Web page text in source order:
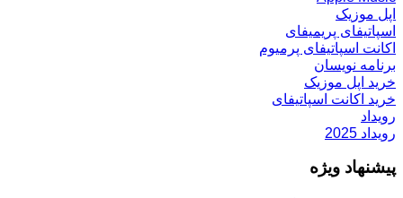
اپل موزیک
اسپاتیفای پریمیفای
اکانت اسپاتیفای پرمیوم
برنامه نویسان
خرید اپل موزیک
خرید اکانت اسپاتیفای
رویداد
رویداد 2025
پیشنهاد ویژه